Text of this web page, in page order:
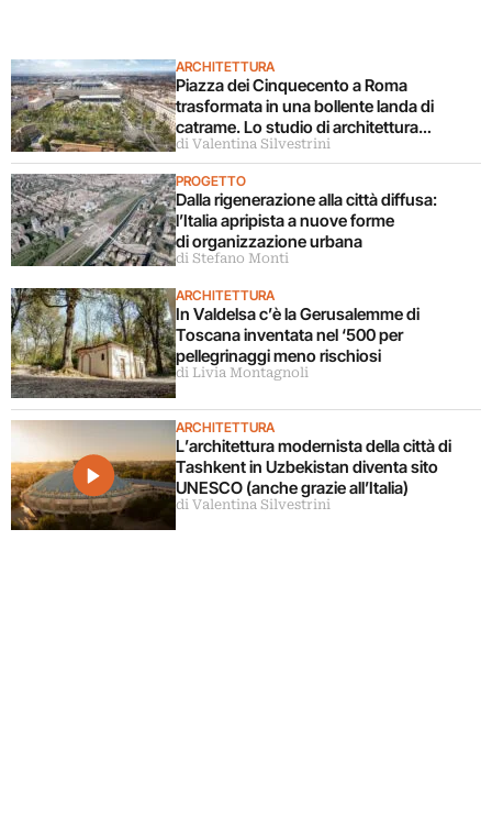
ARCHITETTURA
Piazza dei Cinquecento a Roma
trasformata in una bollente landa di
catrame. Lo studio di architettura
disconosce il progetto
di Valentina Silvestrini
PROGETTO
Dalla rigenerazione alla città diffusa:
l’Italia apripista a nuove forme
di organizzazione urbana
di Stefano Monti
ARCHITETTURA
In Valdelsa c’è la Gerusalemme di
Toscana inventata nel ‘500 per
pellegrinaggi meno rischiosi
di Livia Montagnoli
ARCHITETTURA
L’architettura modernista della città di
Tashkent in Uzbekistan diventa sito
UNESCO (anche grazie all’Italia)
di Valentina Silvestrini